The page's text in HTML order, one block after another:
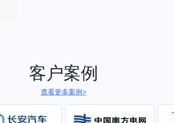
客户案例
查看更多案例 >